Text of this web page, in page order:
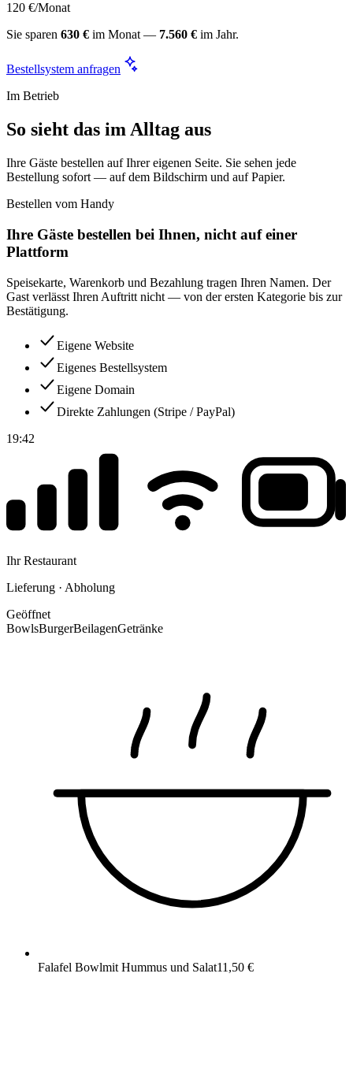
120 €/Monat
Sie sparen 630 € im Monat — 7.560 € im Jahr.
Bestellsystem anfragen
Im Betrieb
So sieht das im Alltag aus
Ihre Gäste bestellen auf Ihrer eigenen Seite. Sie sehen jede
Bestellung sofort — auf dem Bildschirm und auf Papier.
Bestellen vom Handy
Ihre Gäste bestellen bei Ihnen, nicht auf einer
Plattform
Speisekarte, Warenkorb und Bezahlung tragen Ihren Namen. Der
Gast verlässt Ihren Auftritt nicht — von der ersten Kategorie bis zur
Bestätigung.
Eigene Website
Eigenes Bestellsystem
Eigene Domain
Direkte Zahlungen (Stripe / PayPal)
19:42
Ihr Restaurant
Lieferung · Abholung
Geöffnet
BowlsBurgerBeilagenGetränke
Falafel Bowlmit Hummus und Salat11,50 €